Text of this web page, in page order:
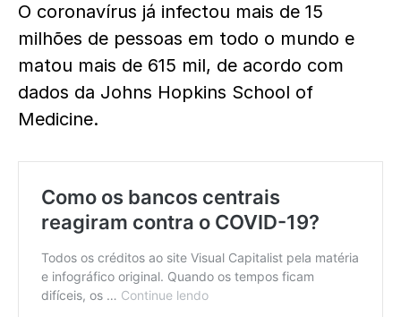
O coronavírus já infectou mais de 15
milhões de pessoas em todo o mundo e
matou mais de 615 mil, de acordo com
dados da Johns Hopkins School of
Medicine.